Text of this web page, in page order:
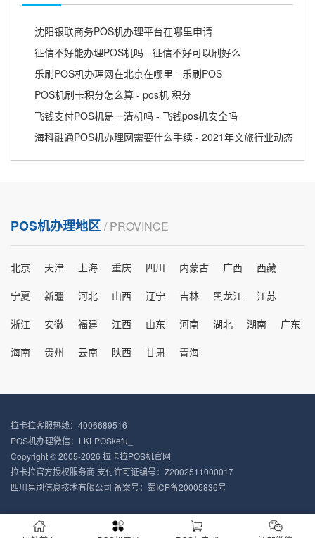
沈阳银联商务POS机办理平台在哪里申请
征信不好能办理POS机吗 - 征信不好可以刷好么
乐刷POS机办理网在北京在哪里 - 乐刷POS
POS机刷卡积分怎么算 - pos机 积分
飞钱支付POS机是一清机吗 - 飞钱pos机安全吗
海科融通POS机办理网需要什么手续 - 2021年文旅行业动态
POS机办理地区 / PROVINCE
北京 天津 上海 重庆 四川 内蒙古 广西
西藏
宁夏
新疆 河北 山西 辽宁 吉林 黑龙江
江苏
浙江
安徽 福建 江西 山东 河南 湖北 湖南
广东
海南
贵州 云南 陕西 甘肃 青海
拉卡拉客服热线：4006689516
POS机办理微信：LKLPOSkefu_
Copyright © 2005-2026 拉卡拉POS机官网
拉卡拉官方授权服务商 支付许可证编号：Z2002511000017
四川易刷信息技术有限公司 备案号： 蜀ICP备20005836号